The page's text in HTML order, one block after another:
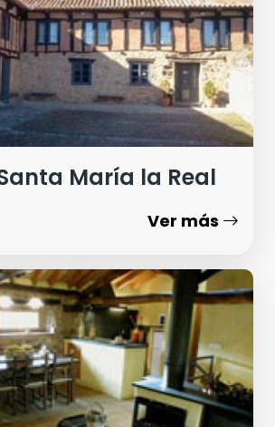
María la Real
Ver más